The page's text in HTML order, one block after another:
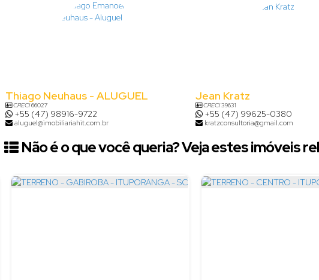
Thiago Neuhaus - ALUGUEL
CRECI66027
+55 (47) 98916-9722
aluguel@imobiliariahit.com.br
Jean Kratz
CRECI39631
+55 (47) 99625-0380
kratzconsultoria@gmail.com
Não é o que você queria? Veja estes imóveis